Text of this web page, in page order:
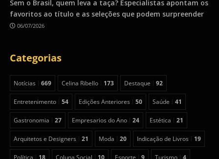
Sem o Brasil, quem leva a taça? Especialistas apontam os
favoritos ao título e as seleções que podem surpreender
06/07/2026
Categorias
Notícias 669 Celina Ribello 173 Destaque 92
Entretenimento 54 Edições Anteriores 50 Saúde 41
Gastronomia 27 Empresarios do Ano 24 Estética 21
Arquitetos e Designers 21 Moda 20 Indicação de Livros 19
Política 18 Coluna Social 10 Esporte 9 Turismo 4